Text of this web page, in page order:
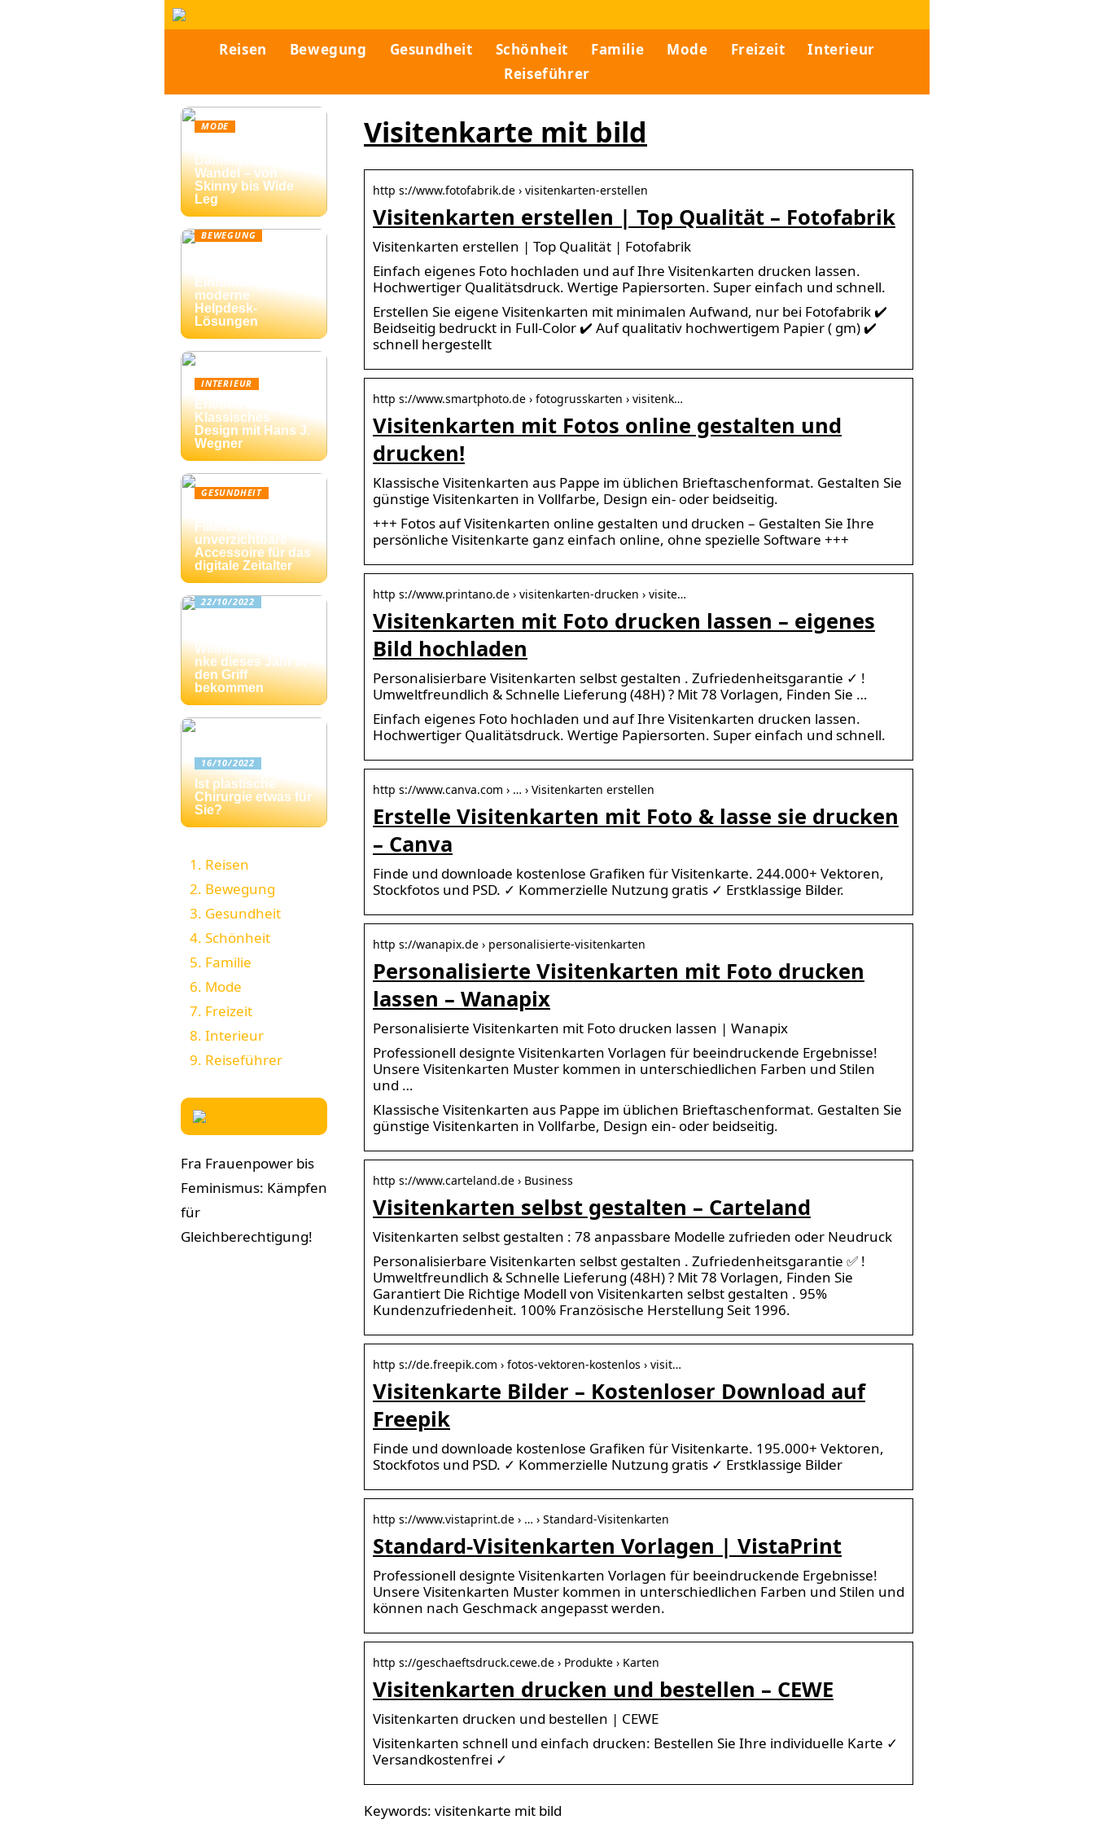
Reisen Bewegung Gesundheit Schönheit Familie Mode Freizeit
Interieur
Reiseführer
Visitenkarte mit bild
http s://www.fotofabrik.de › visitenkarten-erstellen
Visitenkarten erstellen | Top Qualität – Fotofabrik
Visitenkarten erstellen | Top Qualität | Fotofabrik
Einfach eigenes Foto hochladen und auf Ihre Visitenkarten drucken lassen.
Hochwertiger Qualitätsdruck. Wertige Papiersorten. Super einfach und schnell.
Erstellen Sie eigene Visitenkarten mit minimalen Aufwand, nur bei Fotofabrik ✔️
Beidseitig bedruckt in Full-Color ✔️ Auf qualitativ hochwertigem Papier ( gm) ✔️
schnell hergestellt
http s://www.smartphoto.de › fotogrusskarten › visitenk…
Visitenkarten mit Fotos online gestalten und
drucken!
Klassische Visitenkarten aus Pappe im üblichen Brieftaschenformat. Gestalten Sie
günstige Visitenkarten in Vollfarbe, Design ein- oder beidseitig.
+++ Fotos auf Visitenkarten online gestalten und drucken – Gestalten Sie Ihre
persönliche Visitenkarte ganz einfach online, ohne spezielle Software +++
http s://www.printano.de › visitenkarten-drucken › visite…
Visitenkarten mit Foto drucken lassen – eigenes
Bild hochladen
Personalisierbare Visitenkarten selbst gestalten . Zufriedenheitsgarantie ✓ !
Umweltfreundlich & Schnelle Lieferung (48H) ? Mit 78 Vorlagen, Finden Sie …
Einfach eigenes Foto hochladen und auf Ihre Visitenkarten drucken lassen.
Hochwertiger Qualitätsdruck. Wertige Papiersorten. Super einfach und schnell.
http s://www.canva.com › … › Visitenkarten erstellen
Erstelle Visitenkarten mit Foto & lasse sie drucken
– Canva
Finde und downloade kostenlose Grafiken für Visitenkarte. 244.000+ Vektoren,
Stockfotos und PSD. ✓ Kommerzielle Nutzung gratis ✓ Erstklassige Bilder.
http s://wanapix.de › personalisierte-visitenkarten
Personalisierte Visitenkarten mit Foto drucken
lassen – Wanapix
Personalisierte Visitenkarten mit Foto drucken lassen | Wanapix
Professionell designte Visitenkarten Vorlagen für beeindruckende Ergebnisse!
Unsere Visitenkarten Muster kommen in unterschiedlichen Farben und Stilen
und …
Klassische Visitenkarten aus Pappe im üblichen Brieftaschenformat. Gestalten Sie
günstige Visitenkarten in Vollfarbe, Design ein- oder beidseitig.
http s://www.carteland.de › Business
Visitenkarten selbst gestalten – Carteland
Visitenkarten selbst gestalten : 78 anpassbare Modelle zufrieden oder Neudruck
Personalisierbare Visitenkarten selbst gestalten . Zufriedenheitsgarantie ✅ !
Umweltfreundlich & Schnelle Lieferung (48H) ? Mit 78 Vorlagen, Finden Sie
Garantiert Die Richtige Modell von Visitenkarten selbst gestalten . 95%
Kundenzufriedenheit. 100% Französische Herstellung Seit 1996.
http s://de.freepik.com › fotos-vektoren-kostenlos › visit…
Visitenkarte Bilder – Kostenloser Download auf
Freepik
Finde und downloade kostenlose Grafiken für Visitenkarte. 195.000+ Vektoren,
Stockfotos und PSD. ✓ Kommerzielle Nutzung gratis ✓ Erstklassige Bilder
http s://www.vistaprint.de › … › Standard-Visitenkarten
Standard-Visitenkarten Vorlagen | VistaPrint
Professionell designte Visitenkarten Vorlagen für beeindruckende Ergebnisse!
Unsere Visitenkarten Muster kommen in unterschiedlichen Farben und Stilen und
können nach Geschmack angepasst werden.
http s://geschaeftsdruck.cewe.de › Produkte › Karten
Visitenkarten drucken und bestellen – CEWE
Visitenkarten drucken und bestellen | CEWE
Visitenkarten schnell und einfach drucken: Bestellen Sie Ihre individuelle Karte ✓
Versandkostenfrei ✓
Keywords: visitenkarte mit bild
MODE
Damenjeans im
Wandel – von
Skinny bis Wide
Leg
BEWEGUNG
Einführung in
moderne
Helpdesk-
Lösungen
INTERIEUR
Erleben Sie
Klassisches
Design mit Hans J.
Wegner
GESUNDHEIT
Filterbrille: Das
unverzichtbare
Accessoire für das
digitale Zeitalter
22/10/2022
Weihnachtsgesche
nke dieses Jahr in
den Griff
bekommen
16/10/2022
Ist plastische
Chirurgie etwas für
Sie?
Reisen
Bewegung
Gesundheit
Schönheit
Familie
Mode
Freizeit
Interieur
Reiseführer
Fra Frauenpower bis
Feminismus: Kämpfen
für
Gleichberechtigung!